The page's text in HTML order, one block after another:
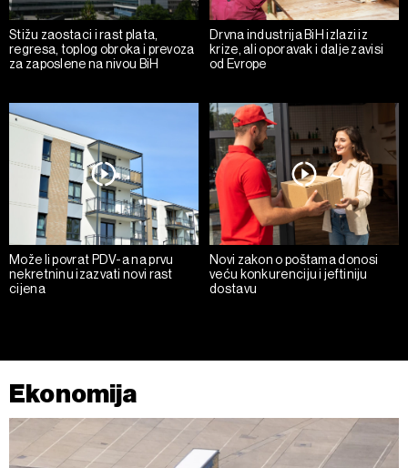
Stižu zaostaci i rast plata,
regresa, toplog obroka i prevoza
za zaposlene na nivou BiH
Drvna industrija BiH izlazi iz
krize, ali oporavak i dalje zavisi
od Evrope
Može li povrat PDV-a na prvu
nekretninu izazvati novi rast
cijena
Novi zakon o poštama donosi
veću konkurenciju i jeftiniju
dostavu
Ekonomija